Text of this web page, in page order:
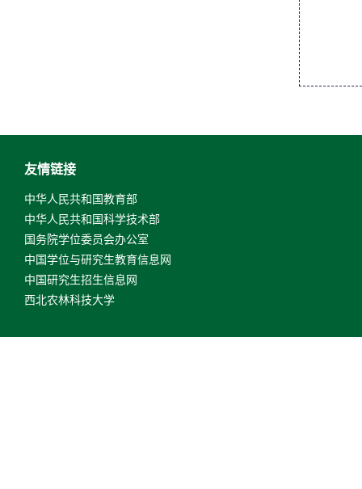
友情链接
中华人民共和国教育部
中华人民共和国科学技术部
国务院学位委员会办公室
中国学位与研究生教育信息网
中国研究生招生信息网
西北农林科技大学